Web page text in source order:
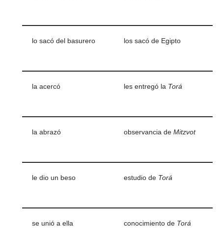
lo sacó del basurero los sacó de Egipto
la acercó les entregó la Torá
la abrazó observancia de Mitzvot
le dio un beso estudio de Torá
se unió a ella conocimiento de Torá